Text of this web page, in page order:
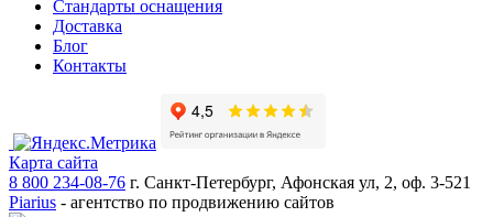
Стандарты оснащения
Доставка
Блог
Контакты
Карта сайта
8 800 234-08-76 г. Санкт-Петербург, Афонская ул, 2, оф. 3-521
Piarius - агентство по продвижению сайтов